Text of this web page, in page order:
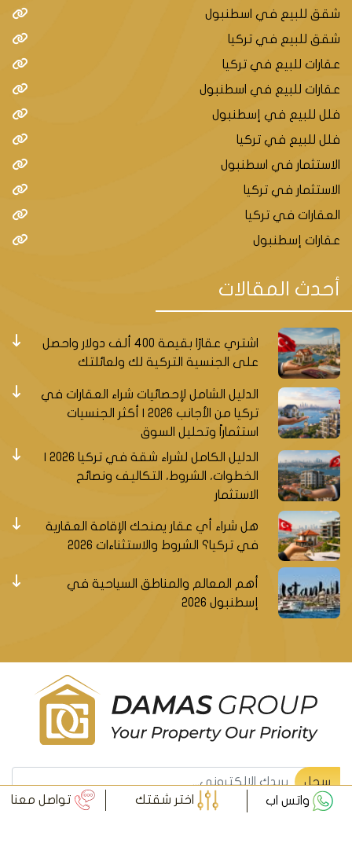
شقق للبيع في اسطنبول
شقق للبيع في تركيا
عقارات للبيع في تركيا
عقارات للبيع في اسطنبول
فلل للبيع في إسطنبول
فلل للبيع في تركيا
الاستثمار في اسطنبول
الاستثمار في تركيا
العقارات في تركيا
عقارات إسطنبول
أحدث المقالات
اشتري عقارًا بقيمة 400 ألف دولار واحصل
على الجنسية التركية لك ولعائلتك
الدليل الشامل لإحصائيات شراء العقارات في
تركيا من الأجانب 2026 | أكثر الجنسيات
استثماراً وتحليل السوق
الدليل الكامل لشراء شقة في تركيا 2026 |
الخطوات، الشروط، التكاليف ونصائح
الاستثمار
هل شراء أي عقار يمنحك الإقامة العقارية
في تركيا؟ الشروط والاستثناءات 2026
أهم المعالم والمناطق السياحية في
إسطنبول 2026
سجل
واتس اب اختر شقتك تواصل معنا